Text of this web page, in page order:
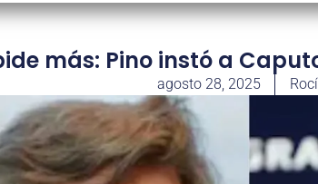
más: Pino instó a
agosto 28, 2025